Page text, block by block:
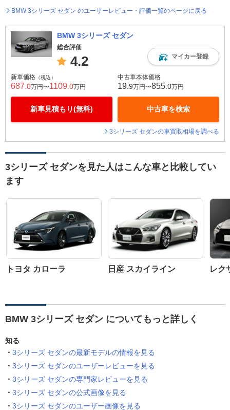
BMW 3シリーズ セダン のユーザーレビュー・評価一覧のページに戻る
BMW 3シリーズ セダン
総合評価
4.2 マイカー登録
新車価格 （税込）
687 .0万円〜1109 .0万円
新車見積もり(無料)
中古車本体価格
19 .9万円〜855 .0万円
中古車を検索
3シリーズ セダンの車買取相場を調べる
3シリーズ セダンを見た人はこんな車と比較してい
ます
トヨタ カローラ 日産 スカイライン レク
BMW 3シリーズ セダン についてもっと詳しく
知る
3シリーズ セダンの最新モデルの情報を見る
3シリーズ セダンのユーザーレビューを見る
3シリーズ セダンの専門家レビューを見る
3シリーズ セダンの公式画像を見る
3シリーズ セダンのユーザー画像を見る